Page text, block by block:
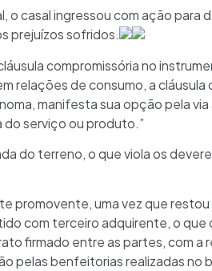
o casal ingressou com ação
prejuízos sofridos.
compromissória no
relações de consumo, a cláusula
manifesta sua opção pela
serviço ou produto.”
do terreno, o que viola os
promovente, uma vez que
com terceiro adquirente, o
firmado entre as partes, com
pelas benfeitorias realizadas no